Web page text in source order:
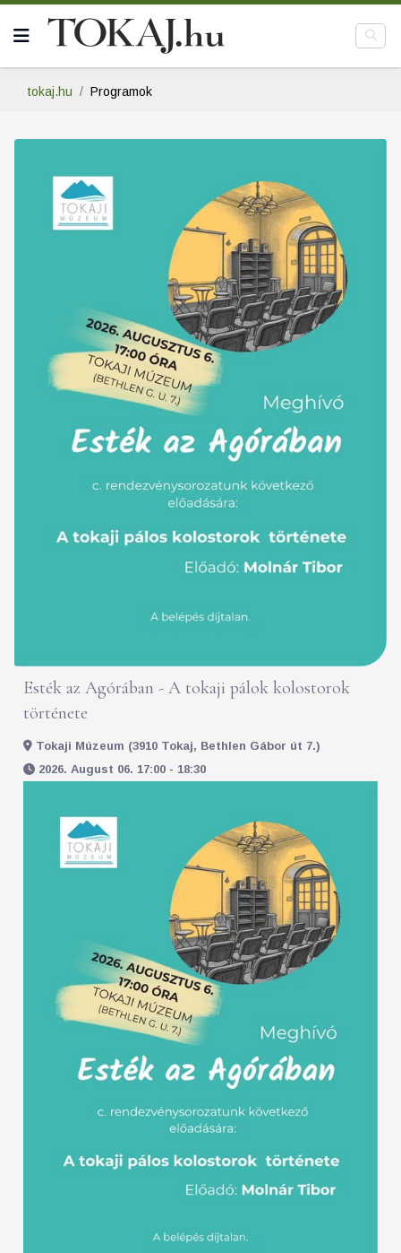
tokaj.hu Programok
Esték az Agórában - A tokaji pálok kolostorok
története
Tokaji Múzeum (3910 Tokaj, Bethlen Gábor út 7.)
2026. August 06. 17:00 - 18:30